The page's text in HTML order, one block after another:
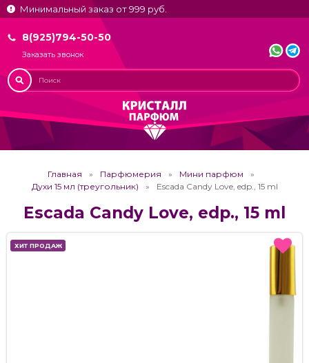
Минимальный заказ от 999 руб.
8(925)794-50-50
Заказать звонок
Главная Парфюмерия
Мини парфюм
Духи 15 мл (треугольник)
Escada Candy Love, edp., 15 ml
Escada Candy Love, edp., 15 ml
ХИТ ПРОДАЖ
ХИТ ПРОДАЖ